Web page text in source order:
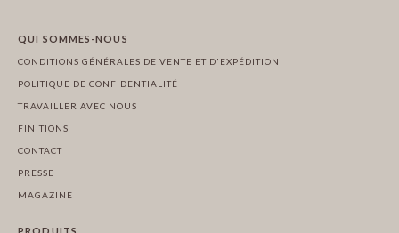
QUI SOMMES-NOUS
CONDITIONS GÉNÉRALES DE VENTE ET D'EXPÉDITION
POLITIQUE DE CONFIDENTIALITÉ
TRAVAILLER AVEC NOUS
FINITIONS
CONTACT
PRESSE
MAGAZINE